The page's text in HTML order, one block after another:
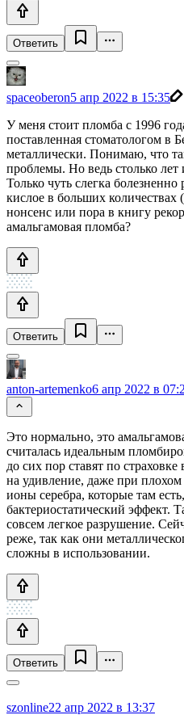
Ответить
spaceoberon5 апр 2022 в 15:35
У меня стоит пломба с 1996
поставленная стоматологом в
металлически. Понимаю, что
проблемы. Но ведь столько лет
Только чуть слегка болезненно
кислое в больших
нонсенс или пора в книгу
амальгамовая пломба?
Ответить
anton-artemenko6 апр 2022 в
Это нормально, это
считалась идеальным
до сих пор ставят по
на удивление, даже при
ионы серебра, которые там
бактериостатический эффект.
совсем легкое разрушение.
реже, так как они
сложны в использовании.
Ответить
szonline22 апр 2022 в 13:37